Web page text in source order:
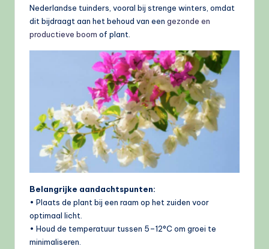
Nederlandse tuinders, vooral bij strenge winters, omdat
dit bijdraagt aan het behoud van een gezonde en
productieve boom of plant.
Belangrijke aandachtspunten:
• Plaats de plant bij een raam op het zuiden voor
optimaal licht.
• Houd de temperatuur tussen 5–12°C om groei te
minimaliseren.